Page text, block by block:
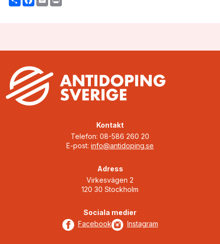
Kontakt
Telefon: 08-586 260 20
E-post: info@antidoping.se
Adress
Virkesvägen 2
120 30 Stockholm
Sociala medier
Facebook
Instagram